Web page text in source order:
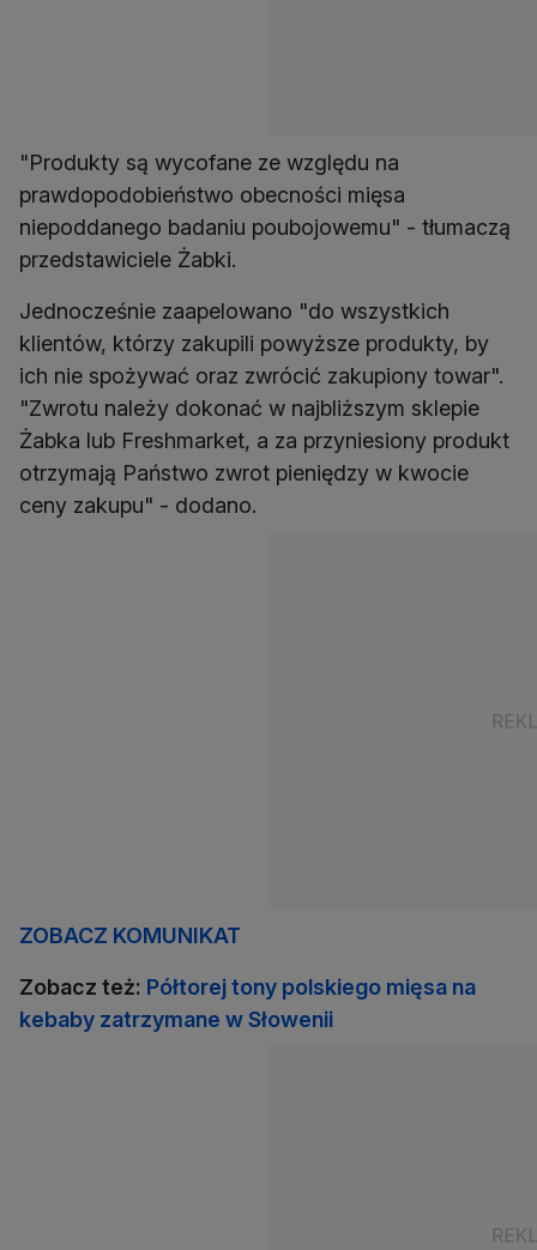
"Produkty są wycofane ze względu na
prawdopodobieństwo obecności mięsa
niepoddanego badaniu poubojowemu" - tłumaczą
przedstawiciele Żabki.
Jednocześnie zaapelowano "do wszystkich
klientów, którzy zakupili powyższe produkty, by
ich nie spożywać oraz zwrócić zakupiony towar".
"Zwrotu należy dokonać w najbliższym sklepie
Żabka lub Freshmarket, a za przyniesiony produkt
otrzymają Państwo zwrot pieniędzy w kwocie
ceny zakupu" - dodano.
ZOBACZ KOMUNIKAT
Zobacz też: Półtorej tony polskiego mięsa na
kebaby zatrzymane w Słowenii